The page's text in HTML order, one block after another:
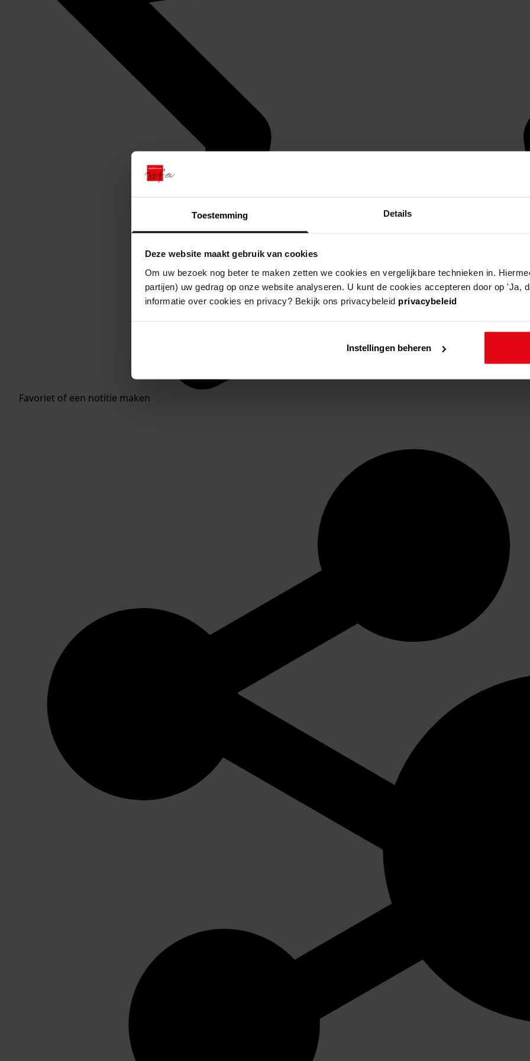
Toestemming Details
Deze website maakt gebruik van cookies
Om uw bezoek nog beter te maken zetten we cookies en vergelijkbare technieken in.
partijen) uw gedrag op onze website analyseren. U kunt de cookies accepteren door op 'Ja,
informatie over cookies en privacy? Bekijk ons privacybeleid privacybeleid
Instellingen beheren
Favoriet of een notitie maken